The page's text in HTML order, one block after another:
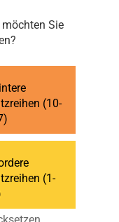
möchten Sie
(10-
(1-